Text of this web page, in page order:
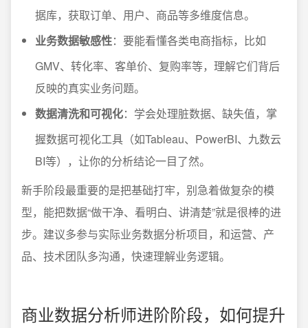
据库，获取订单、用户、商品等多维度信息。
业务数据敏感性：要能看懂各类电商指标，比如
GMV、转化率、客单价、复购率等，理解它们背后
反映的真实业务问题。
数据清洗和可视化：学会处理脏数据、缺失值，掌
握数据可视化工具（如Tableau、PowerBI、九数云
BI等），让你的分析结论一目了然。
新手阶段最重要的是把基础打牢，别急着做复杂的模
型，能把数据“做干净、看明白、讲清楚”就是很棒的进
步。建议多参与实际业务数据分析项目，和运营、产
品、技术团队多沟通，快速理解业务逻辑。
商业数据分析师进阶阶段，如何提升